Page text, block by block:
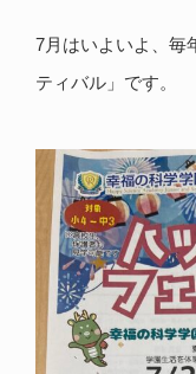
7月はいよいよ、毎
ティバル」です。